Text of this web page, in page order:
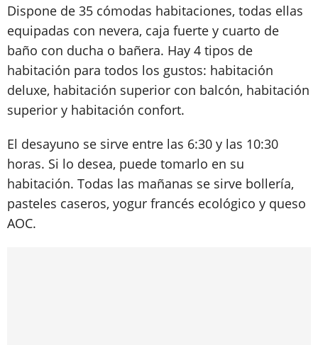
Dispone de 35 cómodas habitaciones, todas ellas
equipadas con nevera, caja fuerte y cuarto de
baño con ducha o bañera. Hay 4 tipos de
habitación para todos los gustos: habitación
deluxe, habitación superior con balcón, habitación
superior y habitación confort.
El desayuno se sirve entre las 6:30 y las 10:30
horas. Si lo desea, puede tomarlo en su
habitación. Todas las mañanas se sirve bollería,
pasteles caseros, yogur francés ecológico y queso
AOC.